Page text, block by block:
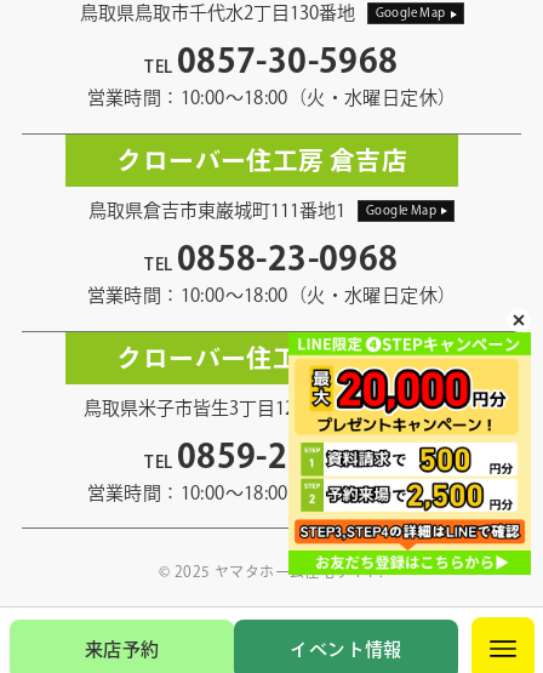
鳥取県鳥取市千代水2丁目130番地 Google Map
TEL 0857-30-5968
営業時間：10:00〜18:00（火・水曜日定休）
クローバー住工房 倉吉店
鳥取県倉吉市東巌城町111番地1 Google Map
TEL 0858-23-0968
営業時間：10:00〜18:00（火・水曜日定休）
クローバー住工房 米子店
鳥取県米子市皆生3丁目12番地13 Google Map
TEL 0859-21-5968
営業時間：10:00〜18:00（火・水曜日定休）
© 2025 ヤマタホーム住宅サイト.
来店予約 イベント情報